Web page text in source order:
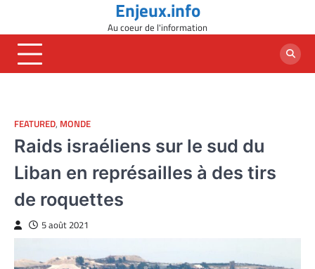
content
Enjeux.info
Au coeur de l'information
FEATURED, MONDE
Raids israéliens sur le sud du
Liban en représailles à des tirs
de roquettes
5 août 2021